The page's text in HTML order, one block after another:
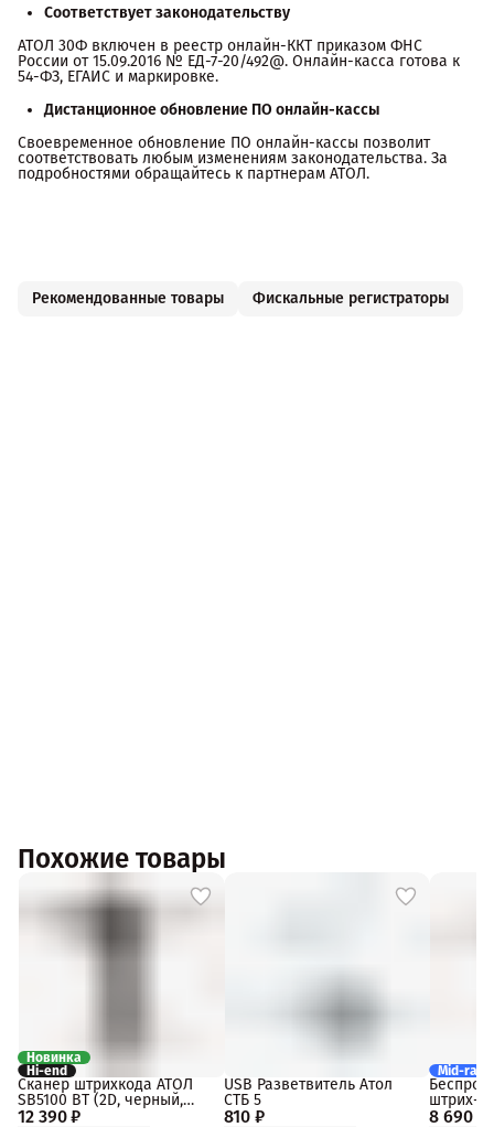
Соответствует законодательству
АТОЛ 30Ф включен в реестр онлайн-ККТ приказом ФНС
России от 15.09.2016 № ЕД-7-20/492@. Онлайн-касса готова к
54-ФЗ, ЕГАИС и маркировке.
Дистанционное обновление ПО онлайн-кассы
Своевременное обновление ПО онлайн-кассы позволит
соответствовать любым изменениям законодательства. За
подробностями обращайтесь к партнерам АТОЛ.
Рекомендованные товары Фискальные регистраторы
Похожие товары
Новинка
Hi-end
12 390 ₽
Сканер штрихкода АТОЛ
SB5100 BT (2D, черный,
USB, Bluetooth 5.0, IP42, c
810 ₽
USB Разветвитель Атол
СТБ 5
Mid-
8 690 ₽
штрих-